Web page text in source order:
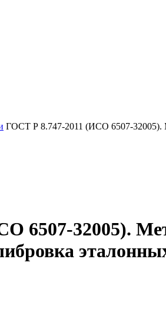
ГОСТ Р 8.747-2011 (ИСО 6507-32005).
6507-32005).